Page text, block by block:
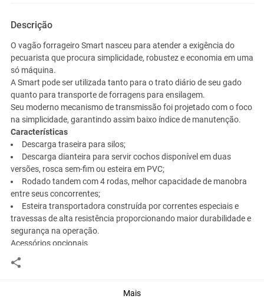
Descrição
O vagão forrageiro Smart nasceu para atender a exigência do
pecuarista que procura simplicidade, robustez e economia em uma
só máquina.
A Smart pode ser utilizada tanto para o trato diário de seu gado
quanto para transporte de forragens para ensilagem.
Seu moderno mecanismo de transmissão foi projetado com o foco
na simplicidade, garantindo assim baixo índice de manutenção.
Características
Descarga traseira para silos;
Descarga dianteira para servir cochos disponível em duas
versões, rosca sem-fim ou esteira em PVC;
Rodado tandem com 4 rodas, melhor capacidade de manobra
entre seus concorrentes;
Esteira transportadora construída por correntes especiais e
travessas de alta resistência proporcionando maior durabilidade e
segurança na operação.
Acessórios opcionais
Mais